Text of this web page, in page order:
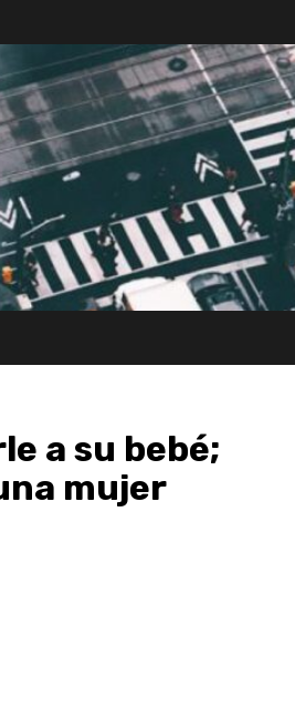
a su bebé;
mujer
Quinto año de gobierno de